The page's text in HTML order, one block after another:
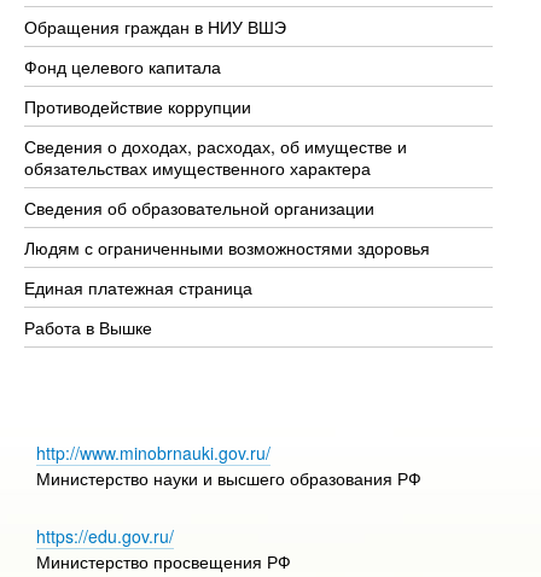
Обращения граждан в НИУ ВШЭ
Фонд целевого капитала
Противодействие коррупции
Сведения о доходах, расходах, об имуществе и
обязательствах имущественного характера
Сведения об образовательной организации
Людям с ограниченными возможностями здоровья
Единая платежная страница
Работа в Вышке
http://www.minobrnauki.gov.ru/
Министерство науки и высшего образования РФ
https://edu.gov.ru/
Министерство просвещения РФ